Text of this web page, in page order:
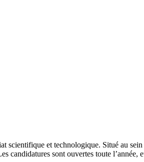
et technologique. Situé au
candidatures sont ouvertes toute